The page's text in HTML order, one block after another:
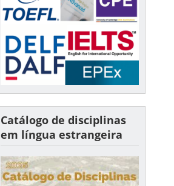
Catálogo de disciplinas
em língua estrangeira